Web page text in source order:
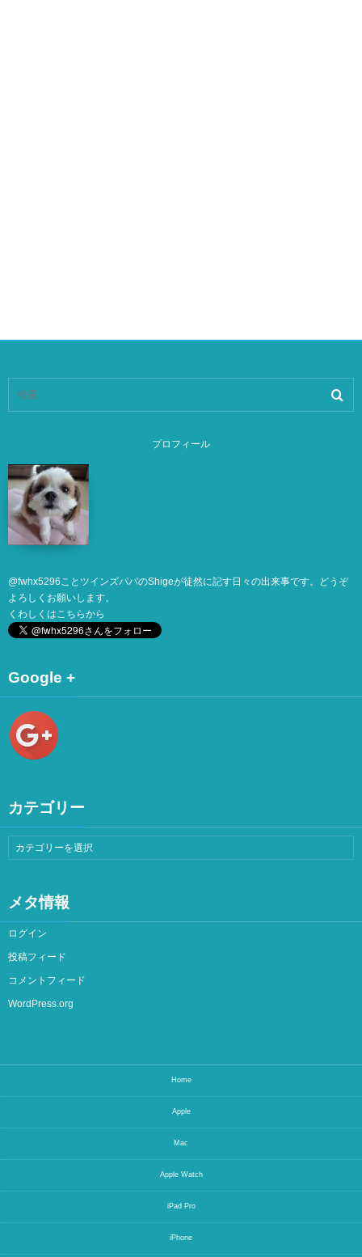
プロフィール
@fwhx5296ことツインズパパのShigeが徒然に記す日々の出来事です。どうぞ
よろしくお願いします。
くわしくはこちらから
Google +
カテゴリー
メタ情報
ログイン
投稿フィード
コメントフィード
WordPress.org
Home
Apple
Mac
Apple Watch
iPad Pro
iPhone